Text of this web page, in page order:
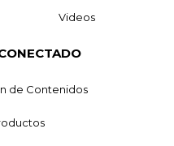
Videos
de Contenidos